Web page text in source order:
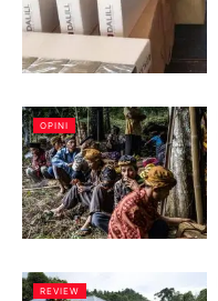
OPINI
REVIEW